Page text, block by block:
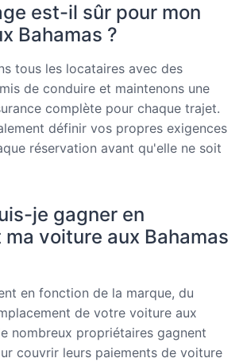
est-il sûr pour mon
Bahamas ?
tous les locataires avec des
de conduire et maintenons une
complète pour chaque trajet.
définir vos propres exigences
réservation avant qu'elle ne soit
je gagner en
voiture aux Bahamas
en fonction de la marque, du
de votre voiture aux
nombreux propriétaires gagnent
couvrir leurs paiements de voiture